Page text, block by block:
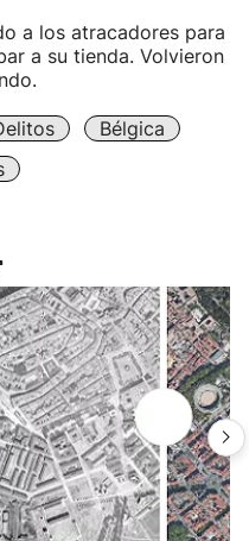
a los atracadores para
a su tienda. Volvieron
Bélgica